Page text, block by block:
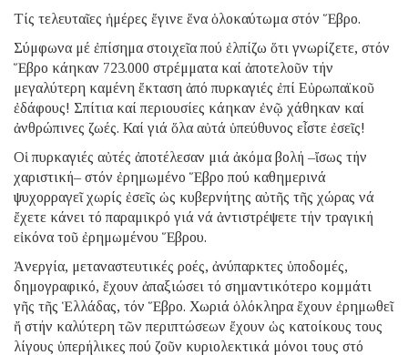
Τίς τελευταῖες ἡμέρες ἔγινε ἕνα ὁλοκαύτωμα στόν Ἕβρο.
Σύμφωνα μέ ἐπίσημα στοιχεῖα πού ἐλπίζω ὅτι γνωρίζετε, στόν
Ἕβρο κάηκαν 723.000 στρέμματα καί ἀποτελοῦν τήν
μεγαλύτερη καμένη ἔκταση ἀπό πυρκαγιές ἐπί Εὐρωπαϊκοῦ
ἐδάφους! Σπίτια καί περιουσίες κάηκαν ἐνῷ χάθηκαν καί
ἀνθρώπινες ζωές. Καί γιά ὅλα αὐτά ὑπεύθυνος εἶστε ἐσεῖς!
Οἱ πυρκαγιές αὐτές ἀποτέλεσαν μιά ἀκόμα βολή –ἴσως τήν
χαριστική– στόν ἐρημωμένο Ἕβρο πού καθημερινά
ψυχορραγεῖ χωρίς ἐσεῖς ὡς κυβερνήτης αὐτῆς τῆς χώρας νά
ἔχετε κάνει τό παραμικρό γιά νά ἀντιστρέψετε τήν τραγική
εἰκόνα τοῦ ἐρημωμένου Ἕβρου.
Ἀνεργία, μεταναστευτικές ροές, ἀνύπαρκτες ὑποδομές,
δημογραφικό, ἔχουν ἀπαξιώσει τό σημαντικότερο κομμάτι
γῆς τῆς Ἑλλάδας, τόν Ἕβρο. Χωριά ὁλόκληρα ἔχουν ἐρημωθεῖ
ἤ στήν καλύτερη τῶν περιπτώσεων ἔχουν ὡς κατοίκους τους
λίγους ὑπερήλικες πού ζοῦν κυριολεκτικά μόνοι τους στό